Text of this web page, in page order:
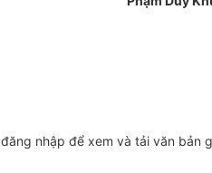
đăng nhập để xem và tải văn bản